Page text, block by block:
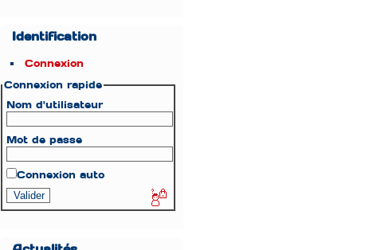
Identification
Connexion
Connexion rapide
Nom d'utilisateur
Mot de passe
Connexion auto